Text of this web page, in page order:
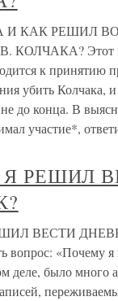
И КАК РЕШИЛ
Этот
к принятию
убить Колчака,
до конца. В
участие*,
РЕШИЛ
ВЕСТИ
вопрос: «Почему я
деле, было много